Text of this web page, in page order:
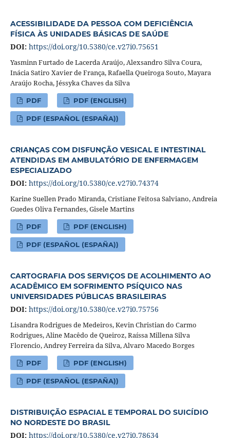
ACESSIBILIDADE DA PESSOA COM DEFICIÊNCIA
FÍSICA ÀS UNIDADES BÁSICAS DE SAÚDE
DOI: https://doi.org/10.5380/ce.v27i0.75651
Yasminn Furtado de Lacerda Araújo, Alexsandro Silva Coura,
Inácia Satiro Xavier de França, Rafaella Queiroga Souto, Mayara
Araújo Rocha, Jéssyka Chaves da Silva
PDF PDF (ENGLISH)
PDF (ESPAÑOL (ESPAÑA))
CRIANÇAS COM DISFUNÇÃO VESICAL E INTESTINAL
ATENDIDAS EM AMBULATÓRIO DE ENFERMAGEM
ESPECIALIZADO
DOI: https://doi.org/10.5380/ce.v27i0.74374
Karine Suellen Prado Miranda, Cristiane Feitosa Salviano, Andreia
Guedes Oliva Fernandes, Gisele Martins
PDF PDF (ENGLISH)
PDF (ESPAÑOL (ESPAÑA))
CARTOGRAFIA DOS SERVIÇOS DE ACOLHIMENTO AO
ACADÊMICO EM SOFRIMENTO PSÍQUICO NAS
UNIVERSIDADES PÚBLICAS BRASILEIRAS
DOI: https://doi.org/10.5380/ce.v27i0.75756
Lisandra Rodrigues de Medeiros, Kevin Christian do Carmo
Rodrigues, Aline Macêdo de Queiroz, Raíssa Millena Silva
Florencio, Andrey Ferreira da Silva, Alvaro Macedo Borges
PDF PDF (ENGLISH)
PDF (ESPAÑOL (ESPAÑA))
DISTRIBUIÇÃO ESPACIAL E TEMPORAL DO SUICÍDIO
NO NORDESTE DO BRASIL
DOI: https://doi.org/10.5380/ce.v27i0.78634